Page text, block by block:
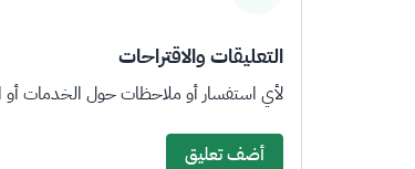
التعليقات والاقتراحات
لأي استفسار أو ملاحظات حول الخدمات أو
أضف تعليق